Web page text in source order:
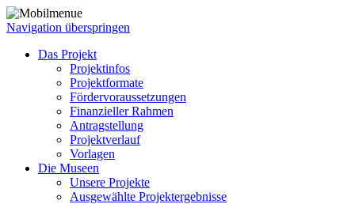
Navigation überspringen
Das Projekt
Projektinfos
Projektformate
Fördervoraussetzungen
Finanzieller Rahmen
Antragstellung
Projektverlauf
Vorlagen
Die Museen
Unsere Projekte
Ausgewählte Projektergebnisse